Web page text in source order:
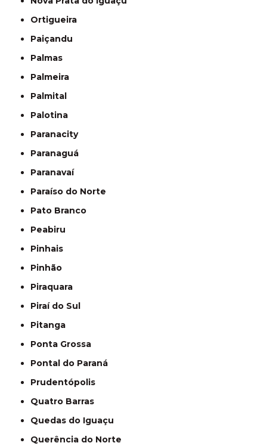
Ortigueira
Paiçandu
Palmas
Palmeira
Palmital
Palotina
Paranacity
Paranaguá
Paranavaí
Paraíso do Norte
Pato Branco
Peabiru
Pinhais
Pinhão
Piraquara
Piraí do Sul
Pitanga
Ponta Grossa
Pontal do Paraná
Prudentópolis
Quatro Barras
Quedas do Iguaçu
Querência do Norte